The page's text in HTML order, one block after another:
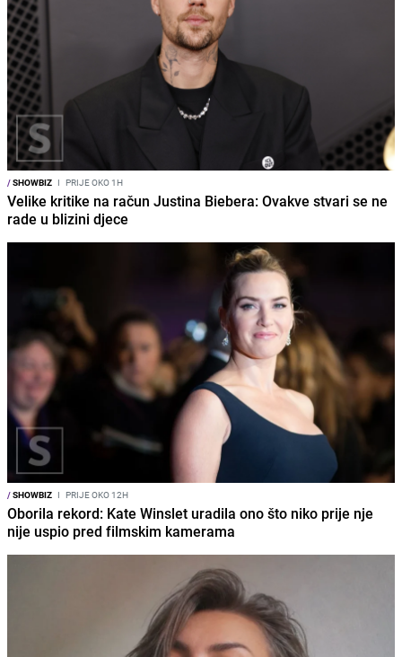
/SHOWBIZ I PRIJE OKO 1H
Velike kritike na račun Justina Biebera: Ovakve stvari se ne
rade u blizini djece
/SHOWBIZ I PRIJE OKO 12H
Oborila rekord: Kate Winslet uradila ono što niko prije nje
nije uspio pred filmskim kamerama